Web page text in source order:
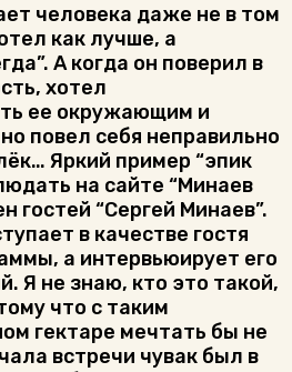
человека даже не в том
как лучше, а
А когда он поверил в
хотел
ее окружающим и
повел себя неправильно
Яркий пример “эпик
на сайте “Минаев
гостей “Сергей Минаев”.
в качестве гостя
а интервьюирует его
Я не знаю, кто это такой,
что с таким
гектаре мечтать бы не
встречи чувак был в